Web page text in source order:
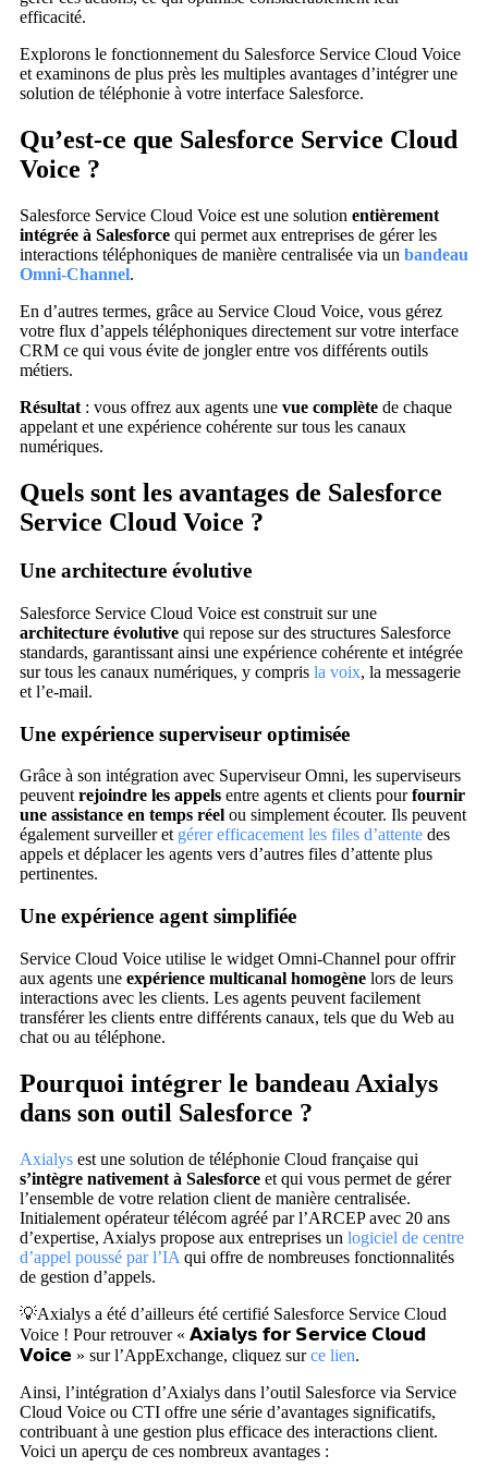
efficacité.
Explorons le fonctionnement du Salesforce Service Cloud Voice
et examinons de plus près les multiples avantages d’intégrer une
solution de téléphonie à votre interface Salesforce.
Qu’est-ce que Salesforce Service Cloud
Voice ?
Salesforce Service Cloud Voice est une solution entièrement
intégrée à Salesforce qui permet aux entreprises de gérer les
interactions téléphoniques de manière centralisée via un bandeau
Omni-Channel.
En d’autres termes, grâce au Service Cloud Voice, vous gérez
votre flux d’appels téléphoniques directement sur votre interface
CRM ce qui vous évite de jongler entre vos différents outils
métiers.
Résultat : vous offrez aux agents une vue complète de chaque
appelant et une expérience cohérente sur tous les canaux
numériques.
Quels sont les avantages de Salesforce
Service Cloud Voice ?
Une architecture évolutive
Salesforce Service Cloud Voice est construit sur une
architecture évolutive qui repose sur des structures Salesforce
standards, garantissant ainsi une expérience cohérente et intégrée
sur tous les canaux numériques, y compris la voix, la messagerie
et l’e-mail.
Une expérience superviseur optimisée
Grâce à son intégration avec Superviseur Omni, les superviseurs
peuvent rejoindre les appels entre agents et clients pourfournir
une assistance en temps réel ou simplement écouter. Ils peuvent
également surveiller et gérer efficacement les files d’attente des
appels et déplacer les agents vers d’autres files d’attente plus
pertinentes.
Une expérience agent simplifiée
Service Cloud Voice utilise le widget Omni-Channel pour offrir
aux agents une expérience multicanal homogène lors de leurs
interactions avec les clients. Les agents peuvent facilement
transférer les clients entre différents canaux, tels que du Web au
chat ou au téléphone.
Pourquoi intégrer le bandeau Axialys
dans son outil Salesforce ?
Axialys est une solution de téléphonie Cloud française qui
s’intègre nativement à Salesforce et qui vous permet de gérer
l’ensemble de votre relation client de manière centralisée.
Initialement opérateur télécom agréé par l’ARCEP avec 20 ans
d’expertise, Axialys propose aux entreprises un logiciel de centre
d’appel poussé par l’IA qui offre de nombreuses fonctionnalités
de gestion d’appels.
💡Axialys a été d’ailleurs été certifié Salesforce Service Cloud
Voice ! Pour retrouver « 𝗔𝘅𝗶𝗮𝗹𝘆𝘀 𝗳𝗼𝗿 𝗦𝗲𝗿𝘃𝗶𝗰𝗲 𝗖𝗹𝗼𝘂𝗱
𝗩𝗼𝗶𝗰𝗲 » sur l’AppExchange, cliquez surce lien.
Ainsi, l’intégration d’Axialys dans l’outil Salesforce via Service
Cloud Voice ou CTI offre une série d’avantages significatifs,
contribuant à une gestion plus efficace des interactions client.
Voici un aperçu de ces nombreux avantages :